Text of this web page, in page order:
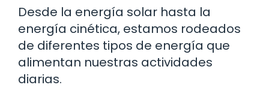
Desde la energía solar hasta la
energía cinética, estamos rodeados
de diferentes tipos de energía que
alimentan nuestras actividades
diarias.